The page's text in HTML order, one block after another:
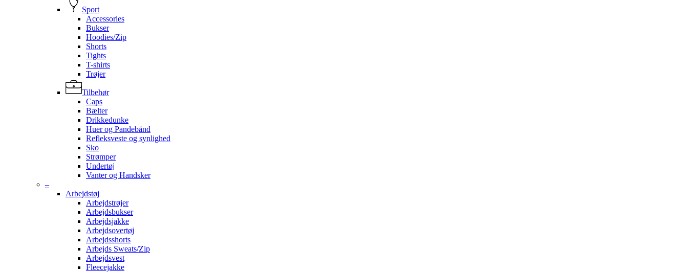
Sport
Accessories
Bukser
Hoodies/Zip
Shorts
Tights
T-shirts
Trøjer
Tilbehør
Caps
Bælter
Drikkedunke
Huer og Pandebånd
Refleksveste og synlighed
Sko
Strømper
Undertøj
Vanter og Handsker
–
Arbejdstøj
Arbejdstrøjer
Arbejdsbukser
Arbejdsjakke
Arbejdsovertøj
Arbejdsshorts
Arbejds Sweats/Zip
Arbejdsvest
Fleecejakke